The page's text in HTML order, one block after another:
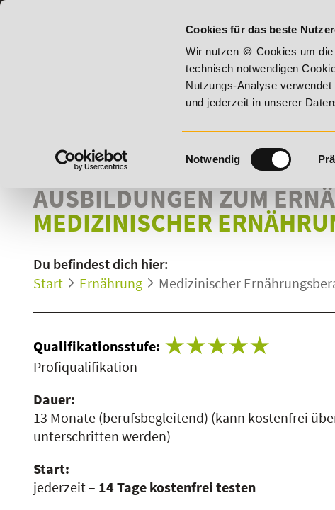
Cookies für das beste
Wir nutzen 🍪 Cookies um
technisch notwendigen
Nutzungs-Analyse
und jederzeit in unserer
Einwilligungsauswahl
Notwendig
20% Rabatt bis 17. August 2026 - Summer Vitality!
AUSBILDUNGEN ZUM
MEDIZINISCHER
Du befindest dich hier:
Start
Ernährung Medizinischer
Qualifikationsstufe:
Profiqualifikation
Dauer:
13 Monate (berufsbegleitend) (kann kostenfrei
unterschritten werden)
Start:
jederzeit – 14 Tage kostenfrei testen